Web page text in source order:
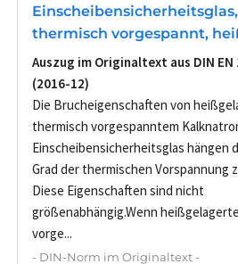
Einscheibensicherheitsglas,
thermisch vorgespannt,
Auszug im Originaltext aus DIN EN
(2016-12)
Die Brucheigenschaften von
thermisch vorgespanntem
Einscheibensicherheitsglas hängen
Grad der thermischen Vorspannung
Diese Eigenschaften sind nicht
größenabhängig.Wenn
vorge...
- DIN-Norm im Originaltext -